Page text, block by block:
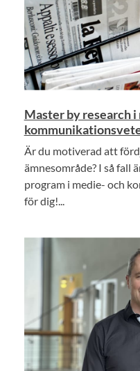
Master by research i
Är du motiverad att
ämnesområde? I så fall
program i medie- och
för dig!...